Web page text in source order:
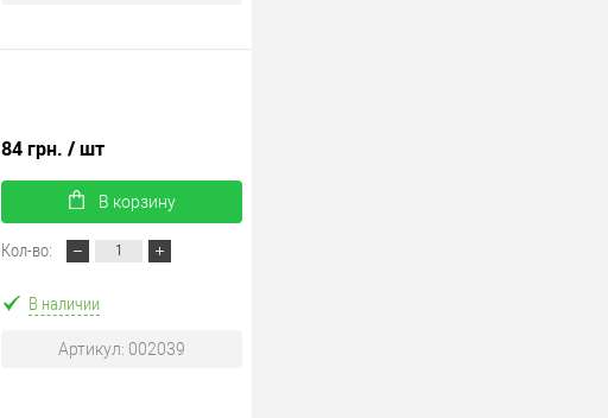
84 грн. / шт
В корзину
Кол-во:
В наличии
Артикул: 002039